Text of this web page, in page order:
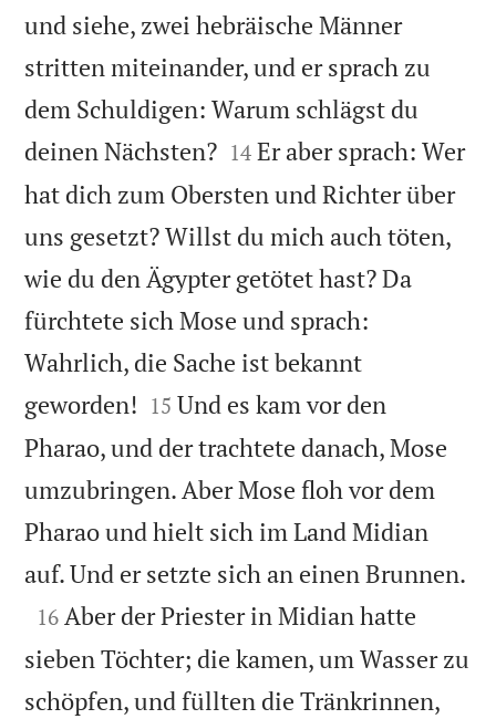
und siehe, zwei hebräische Männer
stritten miteinander, und er sprach zu
dem Schuldigen: Warum schlägst du
deinen Nächsten?
14 Er aber sprach: Wer
hat dich zum Obersten und Richter über
uns gesetzt? Willst du mich auch töten,
wie du den Ägypter getötet hast? Da
fürchtete sich Mose und sprach:
Wahrlich, die Sache ist bekannt
geworden! 

15 Und es kam vor den
Pharao, und der trachtete danach, Mose
umzubringen. Aber Mose floh vor dem
Pharao und hielt sich im Land Midian
auf. Und er setzte sich an einen Brunnen.

16 Aber der Priester in Midian hatte
sieben Töchter; die kamen, um Wasser zu
schöpfen, und füllten die Tränkrinnen,